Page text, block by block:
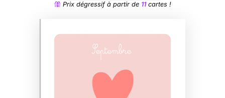
Prix dégressif à partir de 11cartes !